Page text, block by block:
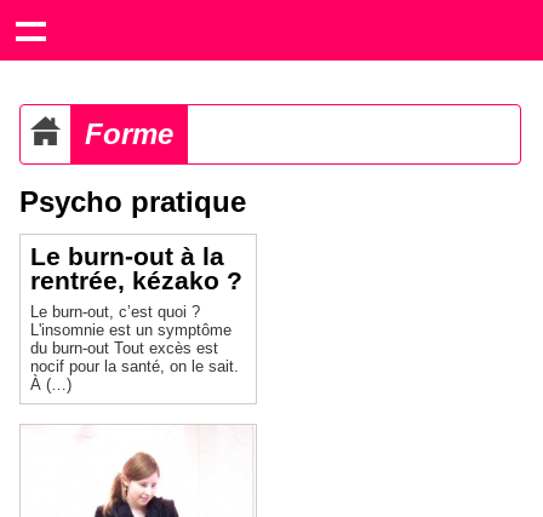
Forme
Psycho pratique
Le burn-out à la
rentrée, kézako ?
Le burn-out, c’est quoi ?
L'insomnie est un symptôme
du burn-out Tout excès est
nocif pour la santé, on le sait.
À (…)